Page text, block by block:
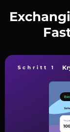
Schritt 1